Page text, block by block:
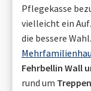
Pflegekasse
vielleicht ein
die bessere
Fehrbellin Wall
rund um